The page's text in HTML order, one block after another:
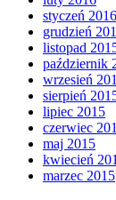
styczeń 2016
grudzień
listopad
październik
wrzesień
sierpień
lipiec 2015
czerwiec
maj 2015
kwiecień
marzec 2015